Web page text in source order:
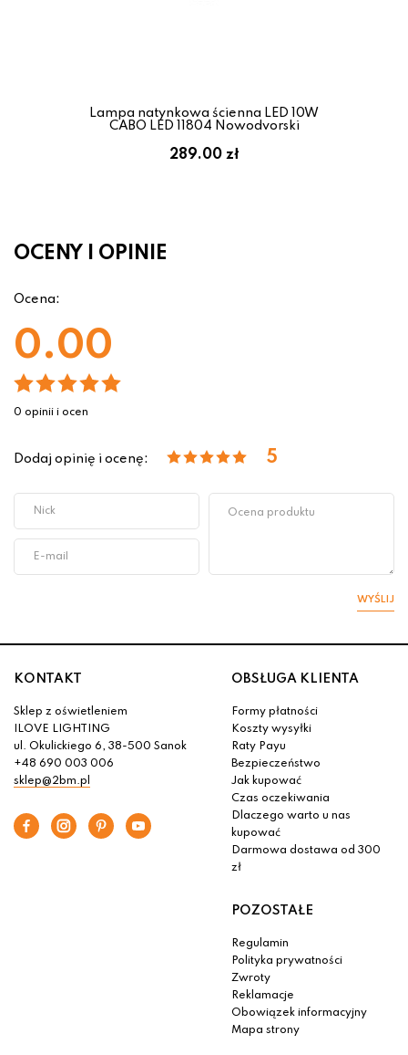
Lampa natynkowa ścienna LED 10W
CABO LED 11804 Nowodvorski
289.00 zł
OCENY I OPINIE
Ocena:
0.00
0 opinii i ocen
Dodaj opinię i ocenę: 5
WYŚLIJ
KONTAKT
Sklep z oświetleniem
ILOVE LIGHTING
ul. Okulickiego 6, 38-500 Sanok
+48 690 003 006
sklep@2bm.pl
OBSŁUGA KLIENTA
Formy płatności
Koszty wysyłki
Raty Payu
Bezpieczeństwo
Jak kupować
Czas oczekiwania
Dlaczego warto u nas
kupować
Darmowa dostawa od 300
zł
POZOSTAŁE
Regulamin
Polityka prywatności
Zwroty
Reklamacje
Obowiązek informacyjny
Mapa strony